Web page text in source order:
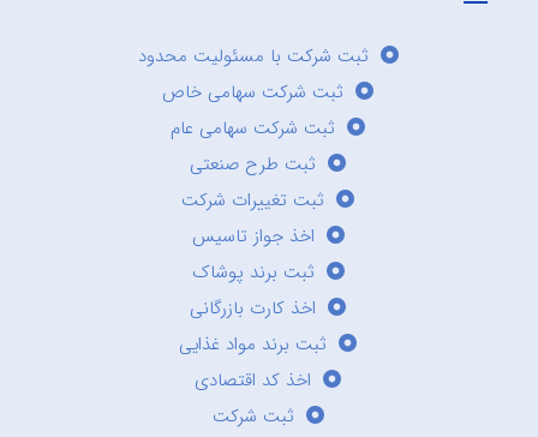
ثبت شرکت با مسئولیت محدود
ثبت شرکت سهامی خاص
ثبت شرکت سهامی عام
ثبت طرح صنعتی
ثبت تغییرات شرکت
اخذ جواز تاسیس
ثبت برند پوشاک
اخذ کارت بازرگانی
ثبت برند مواد غذایی
اخذ کد اقتصادی
ثبت شرکت